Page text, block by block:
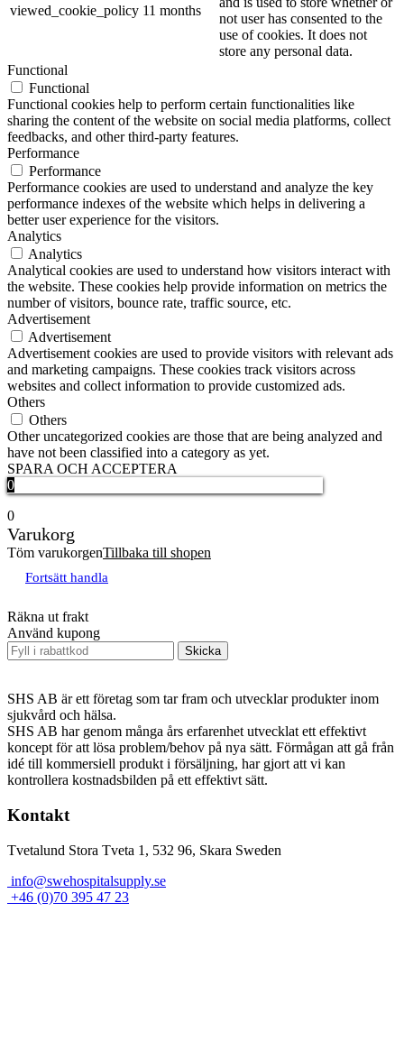
viewed_cookie_policy 11 months
not user has consented to the
use of cookies. It does not
store any personal data.
Functional
Functional
Functional cookies help to perform certain functionalities like
sharing the content of the website on social media platforms, collect
feedbacks, and other third-party features.
Performance
Performance
Performance cookies are used to understand and analyze the key
performance indexes of the website which helps in delivering a
better user experience for the visitors.
Analytics
Analytics
Analytical cookies are used to understand how visitors interact with
the website. These cookies help provide information on metrics the
number of visitors, bounce rate, traffic source, etc.
Advertisement
Advertisement
Advertisement cookies are used to provide visitors with relevant ads
and marketing campaigns. These cookies track visitors across
websites and collect information to provide customized ads.
Others
Others
Other uncategorized cookies are those that are being analyzed and
have not been classified into a category as yet.
SPARA OCH ACCEPTERA
0
0
Varukorg
Töm varukorgenTillbaka till shopen
Fortsätt handla
Räkna ut frakt
Använd kupong
Skicka
SHS AB är ett företag som tar fram och utvecklar produkter inom
sjukvård och hälsa.
SHS AB har genom många års erfarenhet utvecklat ett effektivt
koncept för att lösa problem/behov på nya sätt. Förmågan att gå från
idé till kommersiell produkt i försäljning, har gjort att vi kan
kontrollera kostnadsbilden på ett effektivt sätt.
Kontakt
Tvetalund Stora Tveta 1, 532 96, Skara Sweden
info@swehospitalsupply.se
+46 (0)70 395 47 23